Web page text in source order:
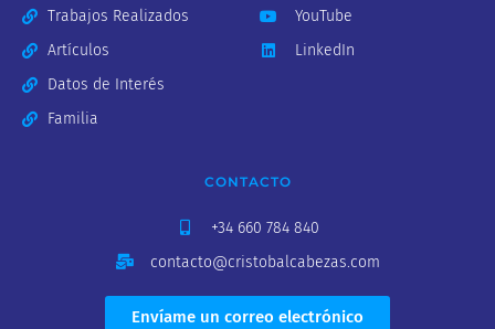
Trabajos Realizados
Artículos
Datos de Interés
Familia
YouTube
LinkedIn
CONTACTO
+34 660 784 840
contacto@cristobalcabezas.com
Envíame un correo electrónico